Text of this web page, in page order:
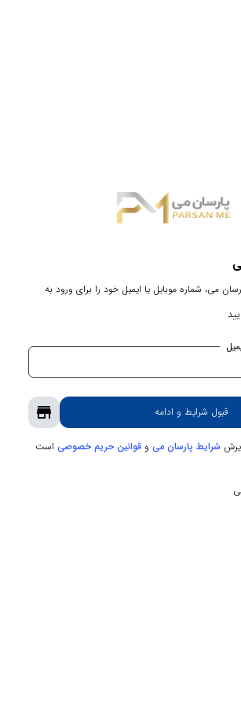
می، شماره موبایل یا ایمیل خود را برای ورود به
قبول شرایط و ادامه store
شرایط پارسان می و قوانین حریم‌ خصوصی است